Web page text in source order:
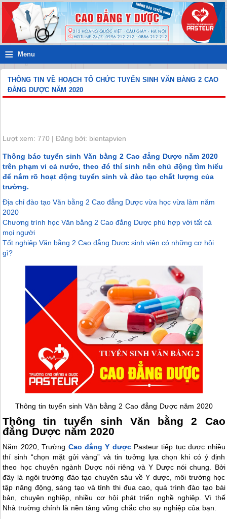
≡ Menu
THÔNG TIN VỀ HOẠCH TỔ CHỨC TUYỂN SINH VĂN BẰNG 2 CAO
ĐẲNG DƯỢC NĂM 2020
Lượt xem: 770 | Đăng bởi: bientapvien
Thông báo tuyển sinh Văn bằng 2 Cao đẳng Dược năm 2020
trên phạm vi cả nước, theo đó thí sinh nên chủ động tìm hiểu
để nắm rõ hoạt động tuyển sinh và đào tạo chất lượng của
trường.
Địa chỉ đào tạo Văn bằng 2 Cao đẳng Dược vừa học vừa làm năm
2020
Chương trình học Văn bằng 2 Cao đẳng Dược phù hợp với tất cả
mọi người
Tốt nghiệp Văn bằng 2 Cao đẳng Dược sinh viên có những cơ hội
gì?
Thông tin tuyển sinh Văn bằng 2 Cao đẳng Dược năm 2020
Thông tin tuyển sinh Văn bằng 2 Cao
đẳng Dược năm 2020
Năm 2020, Trường Cao đẳng Y dượcPasteur tiếp tục được nhiều
thí sinh “chọn mặt gửi vàng” và tin tưởng lựa chọn khi có ý định
theo học chuyên ngành Dược nói riêng và Y Dược nói chung. Bởi
đây là ngôi trường đào tạo chuyên sâu về Y dược, môi trường học
tập năng động, sáng tạo và tính thi đua cao, quá trình đào tạo bài
bản, chuyên nghiệp, nhiều cơ hội phát triển nghề nghiệp. Vì thế
Nhà trường chính là nền tảng vững chắc cho sự nghiệp của bạn.